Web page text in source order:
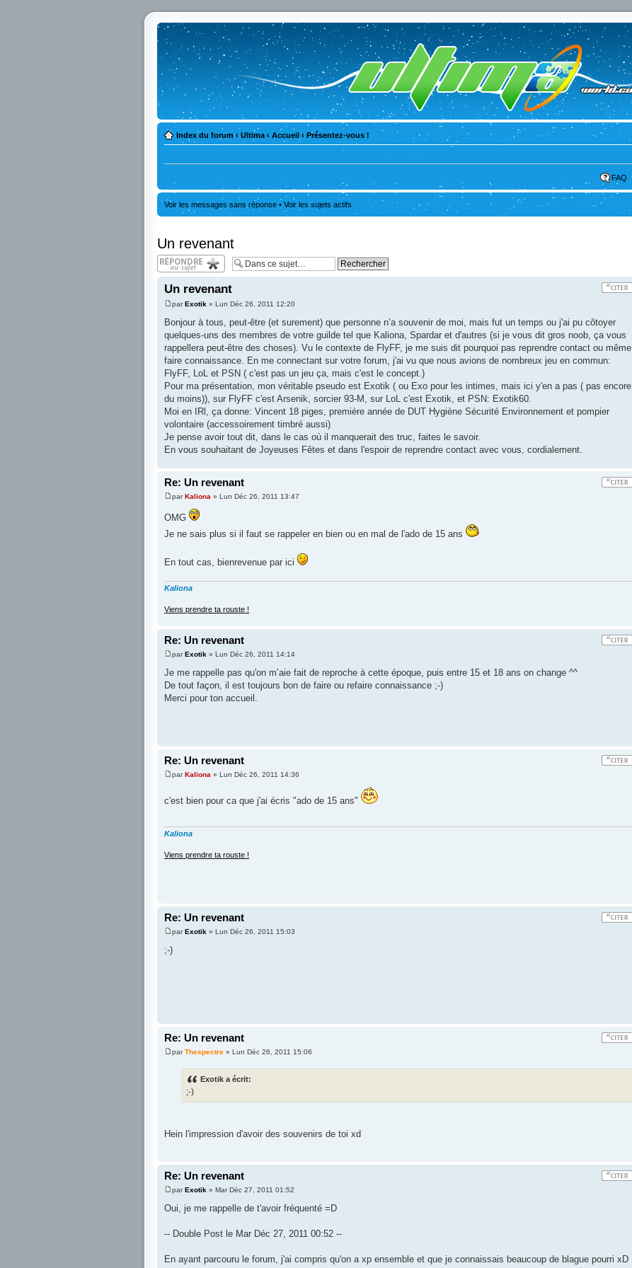
Index du forum ‹ Ultima ‹ Accueil ‹ Présentez-vous !
FAQ
Voir les messages sans réponse • Voir les sujets actifs
Un revenant
Répondre
Un revenant
parExotik » Lun Déc 26, 2011 12:20
Bonjour à tous, peut-être (et surement) que personne n’a souvenir de moi, mais fut un temps ou j'ai pu côtoyer
quelques-uns des membres de votre guilde tel que Kaliona, Spardar et d'autres (si je vous dit gros noob, ça vous
rappellera peut-être des choses). Vu le contexte de FlyFF, je me suis dit pourquoi pas reprendre contact ou même
faire connaissance. En me connectant sur votre forum, j'ai vu que nous avions de nombreux jeu en commun:
FlyFF, LoL et PSN ( c'est pas un jeu ça, mais c'est le concept.)
Pour ma présentation, mon véritable pseudo est Exotik ( ou Exo pour les intimes, mais ici y'en a pas ( pas encore
du moins)), sur FlyFF c'est Arsenik, sorcier 93-M, sur LoL c'est Exotik, et PSN: Exotik60.
Moi en IRl, ça donne: Vincent 18 piges, première année de DUT Hygiène Sécurité Environnement et pompier
volontaire (accessoirement timbré aussi)
Je pense avoir tout dit, dans le cas où il manquerait des truc, faites le savoir.
En vous souhaitant de Joyeuses Fêtes et dans l'espoir de reprendre contact avec vous, cordialement.
Re: Un revenant
parKaliona » Lun Déc 26, 2011 13:47
OMG
Je ne sais plus si il faut se rappeler en bien ou en mal de l'ado de 15 ans
En tout cas, bienrevenue par ici
Kaliona
Viens prendre ta rouste !
Re: Un revenant
parExotik » Lun Déc 26, 2011 14:14
Je me rappelle pas qu'on m’aie fait de reproche à cette époque, puis entre 15 et 18 ans on change ^^
De tout façon, il est toujours bon de faire ou refaire connaissance ;-)
Merci pour ton accueil.
Re: Un revenant
parKaliona » Lun Déc 26, 2011 14:36
c'est bien pour ca que j'ai écris "ado de 15 ans"
Kaliona
Viens prendre ta rouste !
Re: Un revenant
parExotik » Lun Déc 26, 2011 15:03
;-)
Re: Un revenant
parThespectre » Lun Déc 26, 2011 15:06
Exotik a écrit:
;-)
Hein l'impression d'avoir des souvenirs de toi xd
Re: Un revenant
parExotik » Mar Déc 27, 2011 01:52
Oui, je me rappelle de t'avoir fréquenté =D
-- Double Post le Mar Déc 27, 2011 00:52 --
En ayant parcouru le forum, j'ai compris qu'on a xp ensemble et que je connaissais beaucoup de blague pourri xD